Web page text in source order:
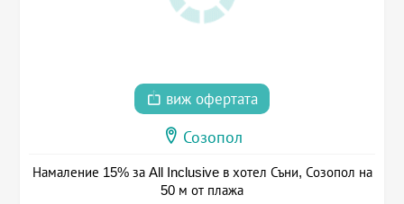
виж офертата
Созопол
Намаление 15% за All Inclusive в хотел Съни, Созопол на
50 м от плажа